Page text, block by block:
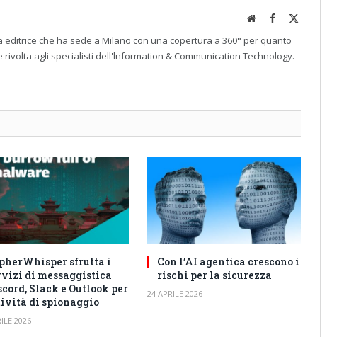
WebsiteFacebook
editrice che ha sede a Milano con una copertura a 360° per quanto
agli specialisti dell'lnformation & Communication Technology.
sfrutta i
di messaggistica
Slack e Outlook per
di spionaggio
2026
Con l’AI agentica crescono i
rischi per la sicurezza
24 APRILE 2026